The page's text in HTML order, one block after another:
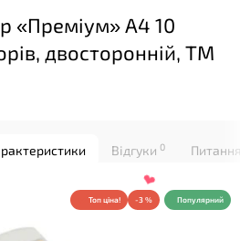
«Преміум» А4 10
двосторонній, ТМ
Відгуки 0
Топ ціна! -3 % Популярний